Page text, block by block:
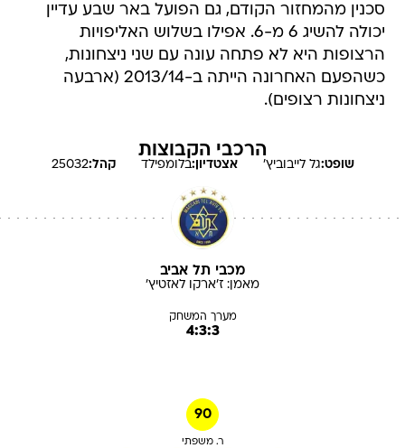
סכנין מהמחזור הקודם, גם הפועל באר שבע עדיין
יכולה להשיג 6 מ-6. אפילו בשלוש האליפויות
הרצופות היא לא פתחה עונה עם שני ניצחונות,
כשהפעם האחרונה הייתה ב-2013/14 (ארבעה
ניצחונות רצופים).
הרכבי הקבוצות
שופט:גל לייבוביץ' אצטדיון:בלומפילד קהל:25032
מכבי תל אביב
מאמן: ז'ארקו לאזטיץ'
מערך המשחק
4:3:3
90
ר. משפתי